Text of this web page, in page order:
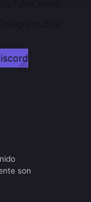
son